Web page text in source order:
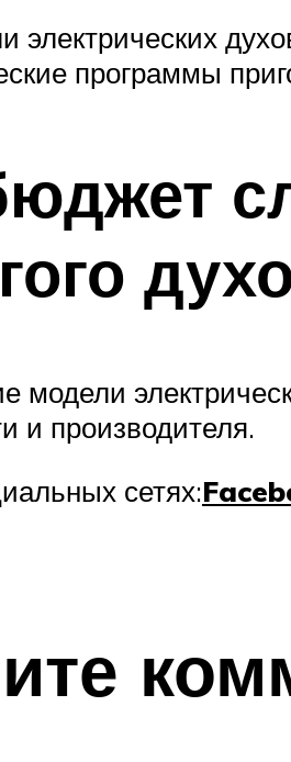
электрических
программы
модели
и производителя.
сетях: